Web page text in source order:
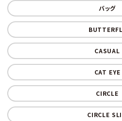
バッグ
CASUAL
CAT EYE
CIRCLE
CIRCLE